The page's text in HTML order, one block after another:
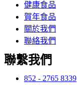
健康食品
賀年食品
關於我們
聯絡我們
聯繫我們
852 - 2765 8339